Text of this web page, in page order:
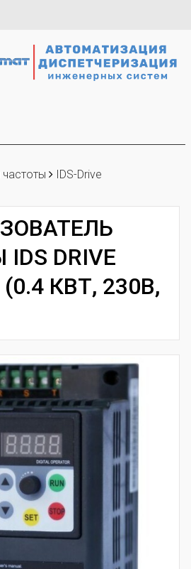
IDS-Drive
DRIVE
КВТ, 230В,